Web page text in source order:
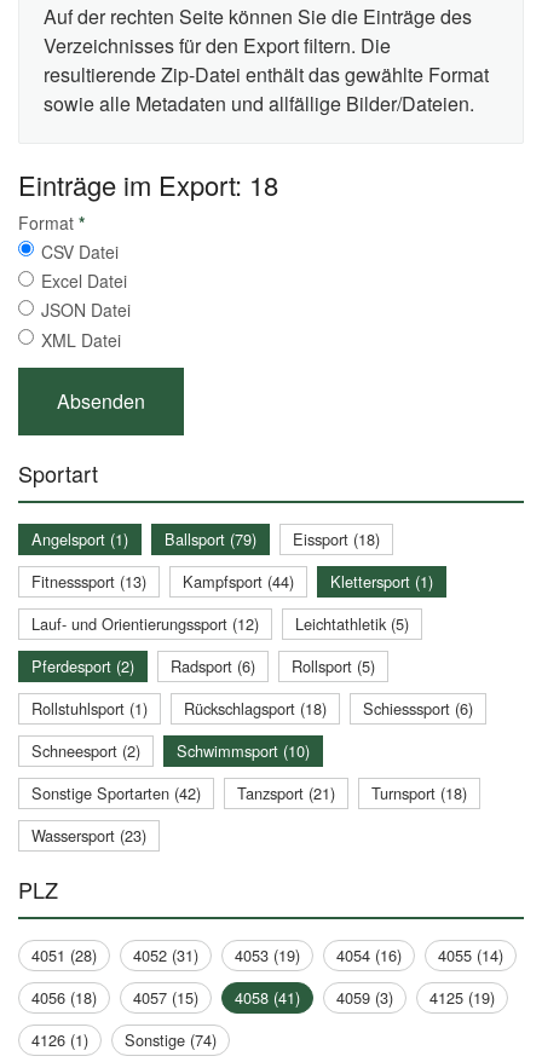
Auf der rechten Seite können Sie die Einträge des
Verzeichnisses für den Export filtern. Die
resultierende Zip-Datei enthält das gewählte Format
sowie alle Metadaten und allfällige Bilder/Dateien.
Einträge im Export: 18
Format *
CSV Datei
Excel Datei
JSON Datei
XML Datei
Sportart
Angelsport (1) Ballsport (79)
Eissport (18)
Fitnesssport (13)
Kampfsport (44)
Klettersport (1)
Lauf- und Orientierungssport (12)
Leichtathletik (5)
Pferdesport (2)
Radsport (6)
Rollsport (5)
Rollstuhlsport (1)
Rückschlagsport (18)
Schiesssport (6)
Schneesport (2)
Schwimmsport (10)
Sonstige Sportarten (42)
Tanzsport (21)
Turnsport (18)
Wassersport (23)
PLZ
4051 (28) 4052 (31) 4053 (19) 4054 (16)
4055 (14)
4056 (18)
4057 (15) 4058 (41) 4059 (3)
4125 (19)
4126 (1)
Sonstige (74)